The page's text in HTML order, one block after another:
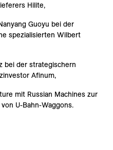
Hilite,
Guoyu bei der
spezialisierten Wilbert
bei der strategischern
Afinum,
mit Russian Machines zur
U-Bahn-Waggons.